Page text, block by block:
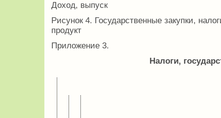
Доход, выпуск
Рисунок 4. Государственные закупки,
продукт
Приложение 3.
Налоги,